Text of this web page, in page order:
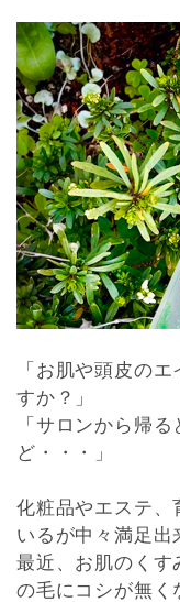
「お肌や頭皮の
すか？」
「サロンから帰
ど・・・」
化粧品やエステ、
いるが中々満足出
最近、お肌のくす
の毛にコシが無く